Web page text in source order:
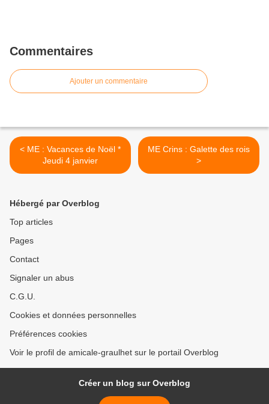
Commentaires
Ajouter un commentaire
< ME : Vacances de Noël *
Jeudi 4 janvier
ME Crins : Galette des rois
>
Hébergé par Overblog
Top articles
Pages
Contact
Signaler un abus
C.G.U.
Cookies et données personnelles
Préférences cookies
Voir le profil de amicale-graulhet sur le portail Overblog
Créer un blog sur Overblog